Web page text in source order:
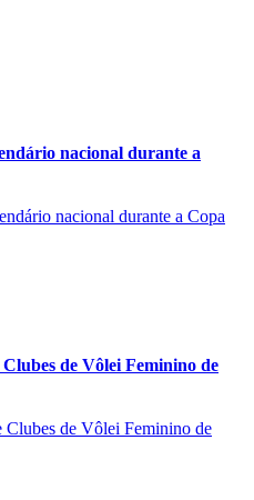
nacional durante a
de Vôlei Feminino de